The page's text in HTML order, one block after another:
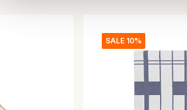
SALE 10%